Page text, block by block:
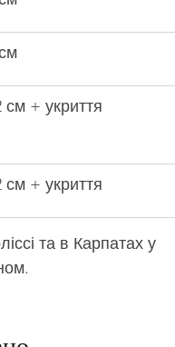
см + укриття
см + укриття
та в Карпатах у